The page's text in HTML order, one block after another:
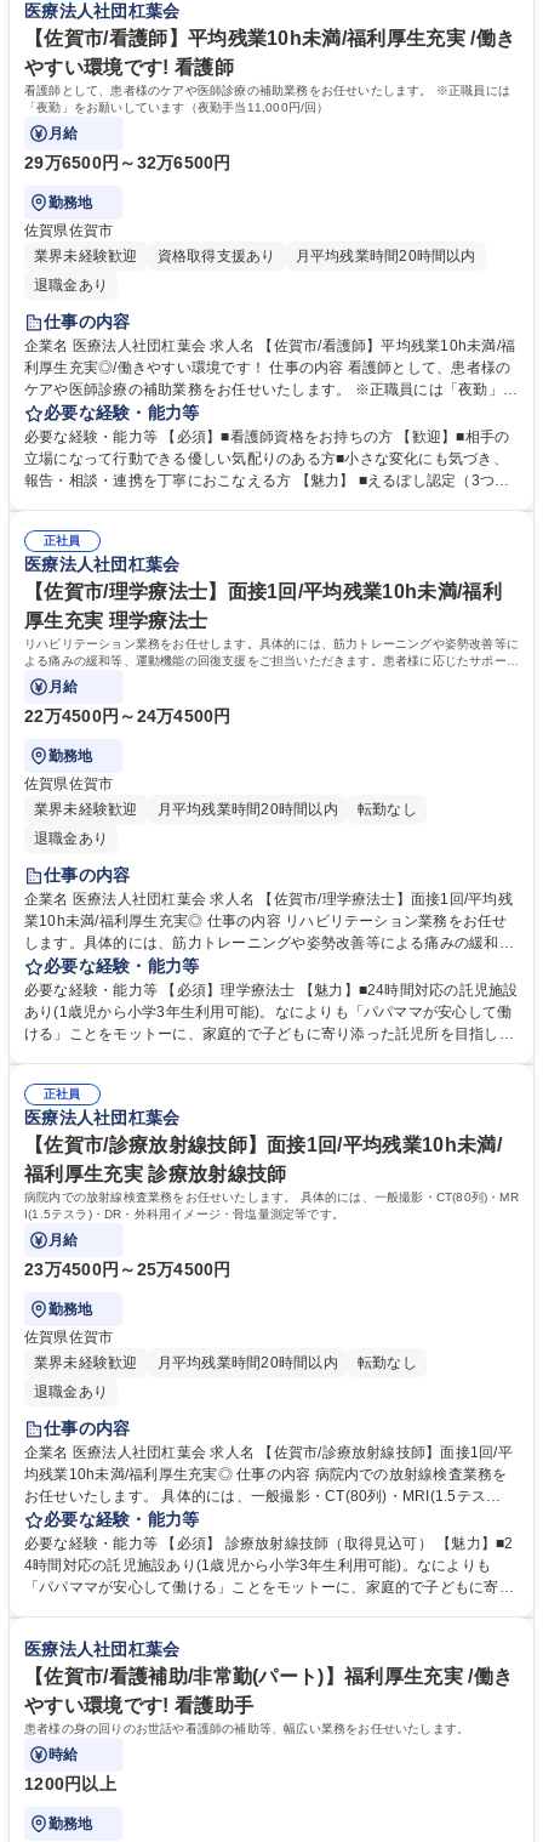
医療法人社団杠葉会
【佐賀市/看護師】平均残業10h未満/福利厚生充実 /働き
やすい環境です! 看護師
看護師として、患者様のケアや医師診療の補助業務をお任せいたします。 ※正職員には
「夜勤」をお願いしています（夜勤手当11,000円/回）
月給
29万6500円～32万6500円
勤務地
佐賀県佐賀市
業界未経験歓迎
資格取得支援あり
月平均残業時間20時間以内
退職金あり
仕事の内容
企業名 医療法人社団杠葉会 求人名 【佐賀市/看護師】平均残業10h未満/福
利厚生充実◎/働きやすい環境です！ 仕事の内容 看護師として、患者様の
ケアや医師診療の補助業務をお任せいたします。 ※正職員には「夜勤」を
お願いしています（夜勤手当11,000円/回） ・患者さんの療養上のケア
（バイタルチェック、採血、注射、点滴、状態観察、食事、入浴、排泄の
介助、配膳下膳、配薬等の服薬管理、生活改善に関する入退院患者指導）
・医療処置（体位変換等の褥瘡処置、吸引、ストーマ・カテーテル管理な
の半々で運用中です 募集職種 【佐賀市/看護師】平均残業10h未満/福利厚
生充実◎/働きやすい環境です！
必要な経験・能力等
必要な経験・能力等 【必須】■看護師資格をお持ちの方 【歓迎】■相手の
立場になって行動できる優しい気配りのある方■小さな変化にも気づき、
報告・相談・連携を丁寧におこなえる方 【魅力】 ■えるぼし認定（3つ
夜勤者でマスクの色を変え意識づけをしています。 学歴・資格 学歴：大
学院 大学 高専 短大 専修学校 高校 語学力： 資格：看護師
正社員
医療法人社団杠葉会
【佐賀市/理学療法士】面接1回/平均残業10h未満/福利
厚生充実 理学療法士
リハビリテーション業務をお任せします。具体的には、筋力トレーニングや姿勢改善等に
よる痛みの緩和等、運動機能の回復支援をご担当いただきます。患者様に応じたサポート
を目指しています。
月給
22万4500円～24万4500円
勤務地
佐賀県佐賀市
業界未経験歓迎
月平均残業時間20時間以内
転勤なし
退職金あり
仕事の内容
企業名 医療法人社団杠葉会 求人名 【佐賀市/理学療法士】面接1回/平均残
業10h未満/福利厚生充実◎ 仕事の内容 リハビリテーション業務をお任せ
します。具体的には、筋力トレーニングや姿勢改善等による痛みの緩和
等、運動機能の回復支援をご担当いただきます。患者様に応じたサポート
を目指しています。 【魅力】専門的な治療：耳鼻咽喉科では、小さいお子
様から高齢者への手術において最短の入院期間を誇ります。地域密着型医
療：地域に根ざした医療提供を行い、患者との信頼関係を築いています。
必要な経験・能力等
必要な経験・能力等 【必須】理学療法士 【魅力】■24時間対応の託児施設
あり(1歳児から小学3年生利用可能)。なによりも「パパママが安心して働
ける」ことをモットーに、家庭的で子どもに寄り添った託児所を目指して
校、看護専門課程修了 以上 学歴・資格 学歴：大学院 大学 高専 短大 専修
学校 高校 語学力： 資格：理学療法士
正社員
医療法人社団杠葉会
【佐賀市/診療放射線技師】面接1回/平均残業10h未満/
福利厚生充実 診療放射線技師
病院内での放射線検査業務をお任せいたします。 具体的には、一般撮影・CT(80列)・MR
I(1.5テスラ)・DR・外科用イメージ・骨塩量測定等です。
月給
23万4500円～25万4500円
勤務地
佐賀県佐賀市
業界未経験歓迎
月平均残業時間20時間以内
転勤なし
退職金あり
仕事の内容
企業名 医療法人社団杠葉会 求人名 【佐賀市/診療放射線技師】面接1回/平
均残業10h未満/福利厚生充実◎ 仕事の内容 病院内での放射線検査業務を
お任せいたします。 具体的には、一般撮影・CT(80列)・MRI(1.5テス
ラ)・DR・外科用イメージ・骨塩量測定等です。 【魅力】専門的な治療：
耳鼻咽喉科では、小さいお子様から高齢者への手術において最短の入院期
間を誇ります。地域密着型医療：地域に根ざした医療提供を行い、患者と
の信頼関係を築いています。 ・オンコール当番あり ・宿直あり(月1～2回
必要な経験・能力等
必要な経験・能力等 【必須】 診療放射線技師（取得見込可） 【魅力】■2
4時間対応の託児施設あり(1歳児から小学3年生利用可能)。なによりも
「パパママが安心して働ける」ことをモットーに、家庭的で子どもに寄り
です。 【学歴補足】高校、看護専門課程修了 以上 学歴・資格 学歴：大学
院 大学 高専 短大 専修学校 高校 語学力： 資格：診療放射線技師
医療法人社団杠葉会
【佐賀市/看護補助/非常勤(パート)】福利厚生充実 /働き
やすい環境です! 看護助手
患者様の身の回りのお世話や看護師の補助等、幅広い業務をお任せいたします。
時給
1200円以上
勤務地